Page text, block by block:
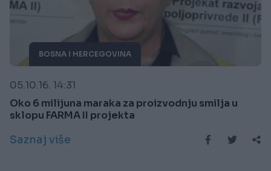
BOSNA I HERCEGOVINA
05.10.16. 14:31
Oko 6 milijuna maraka za proizvodnju smilja u
sklopu FARMA II projekta
Saznaj više